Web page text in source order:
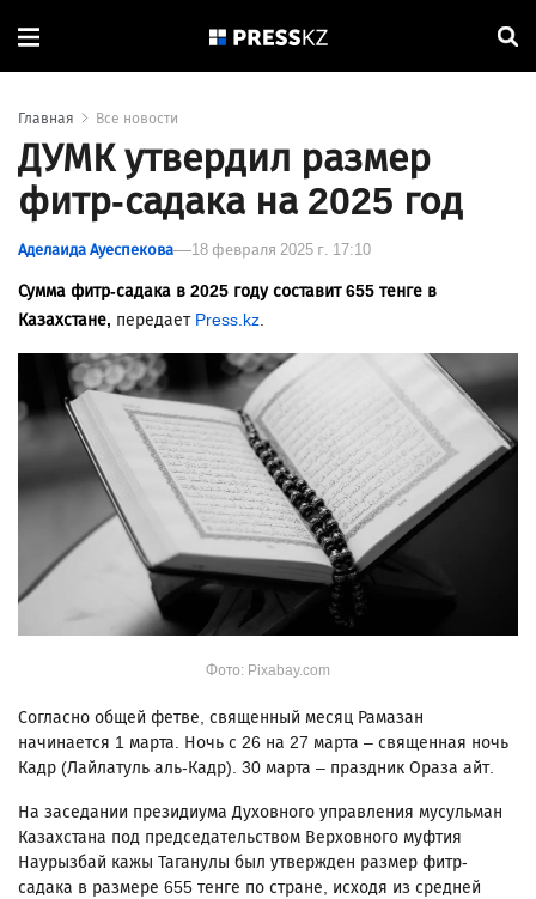
Главная Все новости
ДУМК утвердил размер
фитр-садака на 2025 год
Аделаида Ауеспекова 18 февраля 2025 г. 17:10
Сумма фитр-садака в 2025 году составит 655 тенге в
Казахстане, передает Press.kz.
Фото: Pixabay.com
Согласно общей фетве, священный месяц Рамазан
начинается 1 марта. Ночь с 26 на 27 марта – священная ночь
Кадр (Лайлатуль аль-Кадр). 30 марта – праздник Ораза айт.
На заседании президиума Духовного управления мусульман
Казахстана под председательством Верховного муфтия
Наурызбай кажы Таганулы был утвержден размер фитр-
садака в размере 655 тенге по стране, исходя из средней